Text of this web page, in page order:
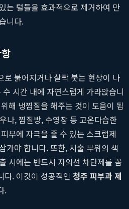
는 털들을 효과적으로 제거하여 만
니다.
로 붉어지거나 살짝 붓는 현상이 나
시간 내에 자연스럽게 가라앉습니
해 냉찜질을 해주는 것이 도움이 됩
나, 찜질방, 수영장 등 고온다습한
부에 자극을 줄 수 있는 스크럽제
가야 합니다. 또한, 시술 부위의 색
시에는 반드시 자외선 차단제를 꼼
다. 이것이 성공적인 청주 피부과 제
.